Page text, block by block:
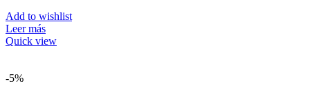
Add to wishlist
Leer más
Quick view
-5%